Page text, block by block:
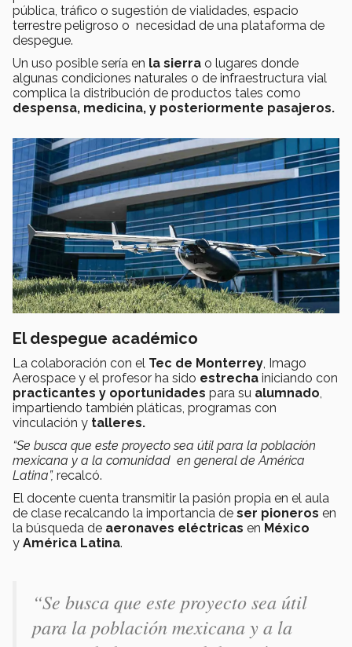
pública, tráfico o sugestión de vialidades, espacio
terrestre peligroso o necesidad de una plataforma de
despegue.
Un uso posible sería en la sierra o lugares donde
algunas condiciones naturales o de infraestructura vial
complica la distribución de productos tales como
despensa, medicina, y posteriormente pasajeros.
El despegue académico
La colaboración con el Tec de Monterrey , Imago
Aerospace y el profesor ha sido estrecha iniciando con
practicantes y oportunidades para su alumnado
impartiendo también pláticas, programas con
vinculación y talleres.
“Se busca que este proyecto sea útil para la población
mexicana y a la comunidad en general de América
Latina”, recalcó.
El docente cuenta transmitir la pasión propia en el aula
de clase recalcando la importancia de ser pioneros en
la búsqueda de aeronaves eléctricas en México
y América Latina.
“Se busca que este proyecto sea útil
para la población mexicana y a la